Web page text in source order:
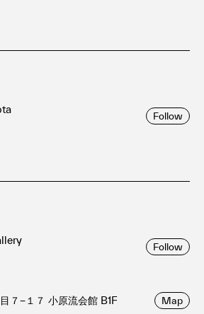
Follow
Follow
７−１７ 小原流会館 B1F
Map